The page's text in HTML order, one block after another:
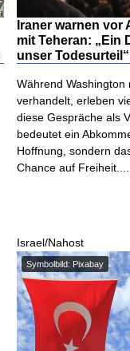
Iraner warnen vor
mit Teheran: „Ein
unser Todesurteil“
Während Washington
verhandelt, erleben
diese Gespräche als
bedeutet ein
Hoffnung, sondern
Chance auf Freiheit....
Israel/Nahost
Symbolbild: Pixabay